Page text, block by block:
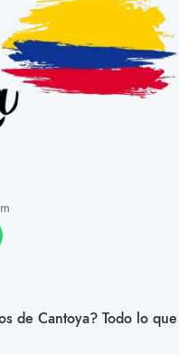
de Cantoya? Todo lo que